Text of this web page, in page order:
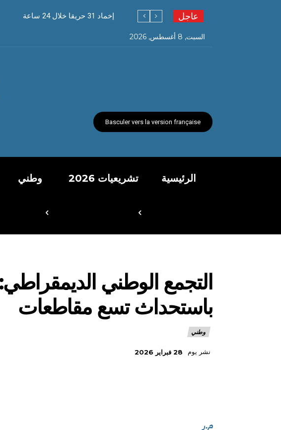
عاجل إخماد 31 حريقا خلال 24 ساعة
السبت, 8 أغسطس, 2026
Basculer vers la version française
الرئيسية تشريعيات 2026 وطني
التجمع الوطني
باستحداث تسع مقاطعات
وطني
نشر يوم 28 فبراير 2026
م.ر